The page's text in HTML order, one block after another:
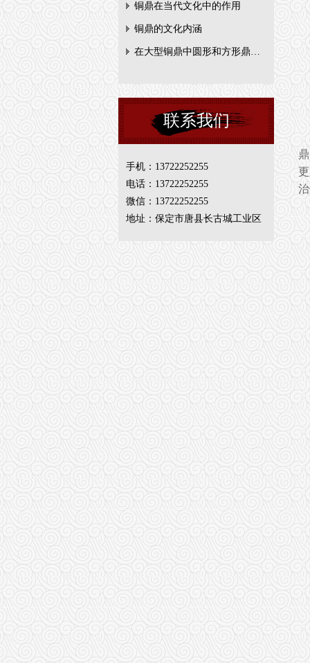
铜鼎在当代文化中的作用
铜鼎的文化内涵
在大型铜鼎中圆形和方形鼎…
联系我们
手机：13722252255
电话：13722252255
微信：13722252255
地址：保定市唐县长古城工业区